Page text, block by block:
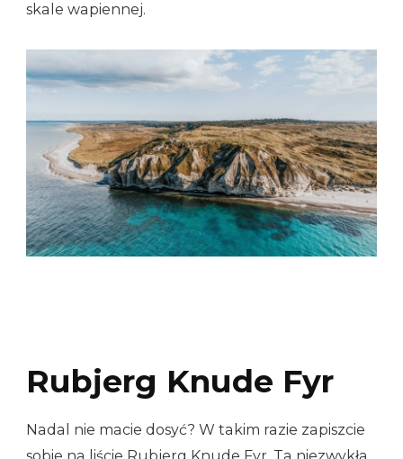
skale wapiennej.
Rubjerg Knude Fyr
Nadal nie macie dosyć? W takim razie zapiszcie